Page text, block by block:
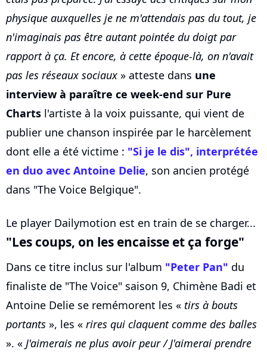
physique auxquelles je ne m'attendais pas du tout, je
n'imaginais pas être autant pointée du doigt par
rapport à ça. Et encore, à cette époque-là, on n'avait
pas les réseaux sociaux » atteste dans une
interview à paraître ce week-end sur Pure
Charts l'artiste à la voix puissante, qui vient de
publier une chanson inspirée par le harcèlement
dont elle a été victime : "Si je le dis", interprétée
en duo avec Antoine Delie, son ancien protégé
dans "The Voice Belgique".
Le player Dailymotion est en train de se charger...
"Les coups, on les encaisse et ça forge"
Dans ce titre inclus sur l'album "Peter Pan" du
finaliste de "The Voice" saison 9, Chimène Badi et
Antoine Delie se remémorent les « tirs à bouts
portants », les « rires qui claquent comme des balles
». « J'aimerais ne plus avoir peur / J'aimerai prendre